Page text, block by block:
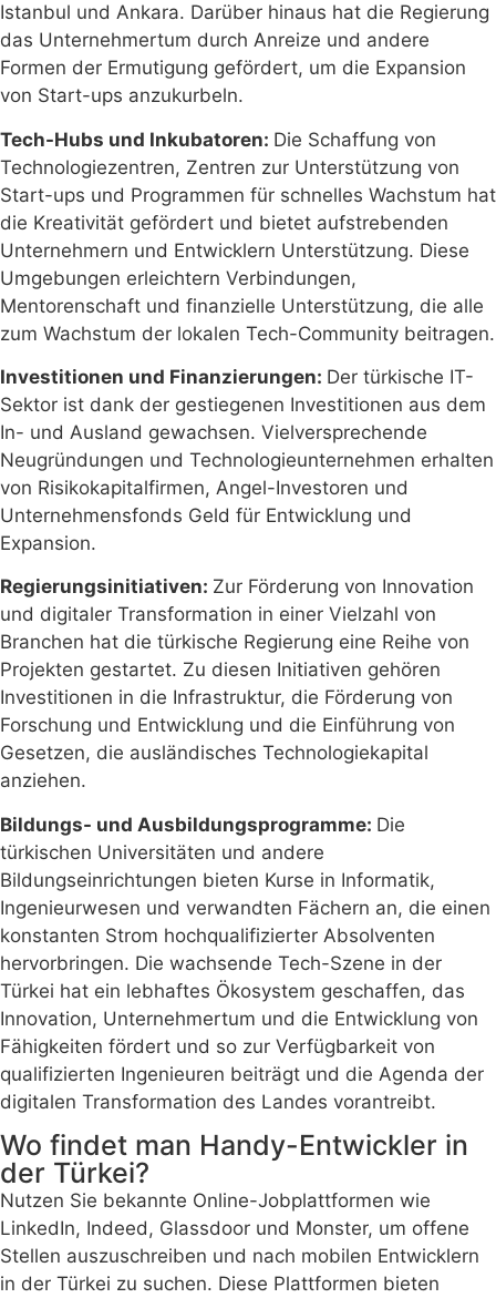
Istanbul und Ankara. Darüber hinaus hat die Regierung
das Unternehmertum durch Anreize und andere
Formen der Ermutigung gefördert, um die Expansion
von Start-ups anzukurbeln.
Tech-Hubs und Inkubatoren: Die Schaffung von
Technologiezentren, Zentren zur Unterstützung von
Start-ups und Programmen für schnelles Wachstum hat
die Kreativität gefördert und bietet aufstrebenden
Unternehmern und Entwicklern Unterstützung. Diese
Umgebungen erleichtern Verbindungen,
Mentorenschaft und finanzielle Unterstützung, die alle
zum Wachstum der lokalen Tech-Community beitragen.
Investitionen und Finanzierungen: Der türkische IT-
Sektor ist dank der gestiegenen Investitionen aus dem
In- und Ausland gewachsen. Vielversprechende
Neugründungen und Technologieunternehmen erhalten
von Risikokapitalfirmen, Angel-Investoren und
Unternehmensfonds Geld für Entwicklung und
Expansion.
Regierungsinitiativen: Zur Förderung von Innovation
und digitaler Transformation in einer Vielzahl von
Branchen hat die türkische Regierung eine Reihe von
Projekten gestartet. Zu diesen Initiativen gehören
Investitionen in die Infrastruktur, die Förderung von
Forschung und Entwicklung und die Einführung von
Gesetzen, die ausländisches Technologiekapital
anziehen.
Bildungs- und Ausbildungsprogramme: Die
türkischen Universitäten und andere
Bildungseinrichtungen bieten Kurse in Informatik,
Ingenieurwesen und verwandten Fächern an, die einen
konstanten Strom hochqualifizierter Absolventen
hervorbringen. Die wachsende Tech-Szene in der
Türkei hat ein lebhaftes Ökosystem geschaffen, das
Innovation, Unternehmertum und die Entwicklung von
Fähigkeiten fördert und so zur Verfügbarkeit von
qualifizierten Ingenieuren beiträgt und die Agenda der
digitalen Transformation des Landes vorantreibt.
Wo findet man Handy-Entwickler in
der Türkei?
Nutzen Sie bekannte Online-Jobplattformen wie
LinkedIn, Indeed, Glassdoor und Monster, um offene
Stellen auszuschreiben und nach mobilen Entwicklern
in der Türkei zu suchen. Diese Plattformen bieten